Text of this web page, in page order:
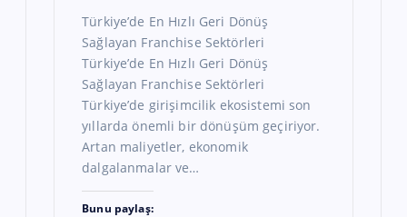
Türkiye’de En Hızlı Geri Dönüş
Sağlayan Franchise Sektörleri
Türkiye’de En Hızlı Geri Dönüş
Sağlayan Franchise Sektörleri
Türkiye’de girişimcilik ekosistemi son
yıllarda önemli bir dönüşüm geçiriyor.
Artan maliyetler, ekonomik
dalgalanmalar ve…
Bunu paylaş: